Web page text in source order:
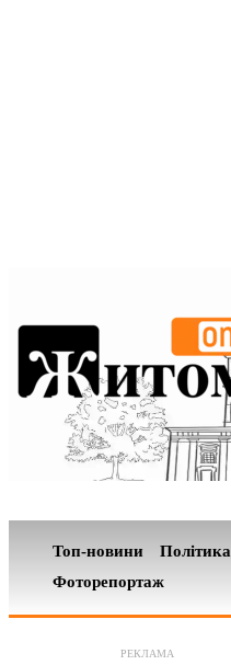
Топ-новини Політика
Фоторепортаж
РЕКЛАМА